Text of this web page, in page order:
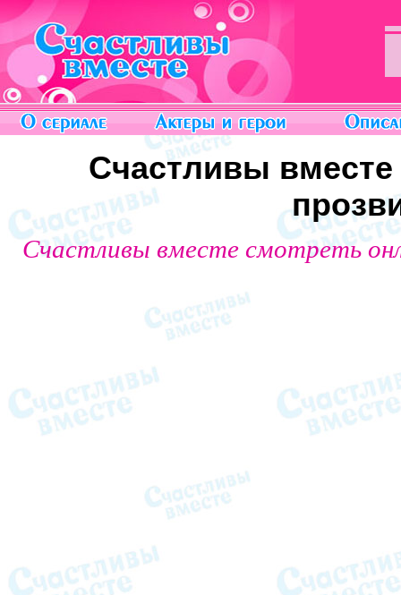
Счастливы вместе
Счастливы вместе смотреть